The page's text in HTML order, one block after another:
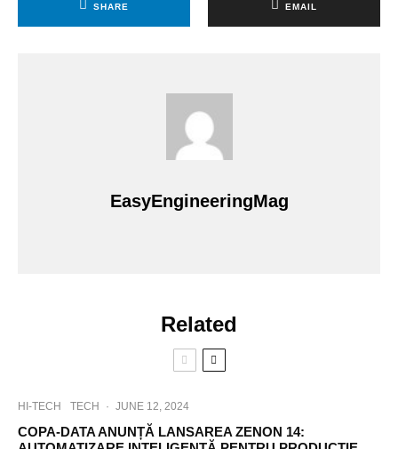
SHARE EMAIL
EasyEngineeringMag
Related
HI-TECH TECH · JUNE 12, 2024
COPA-DATA ANUNȚĂ LANSAREA ZENON 14: